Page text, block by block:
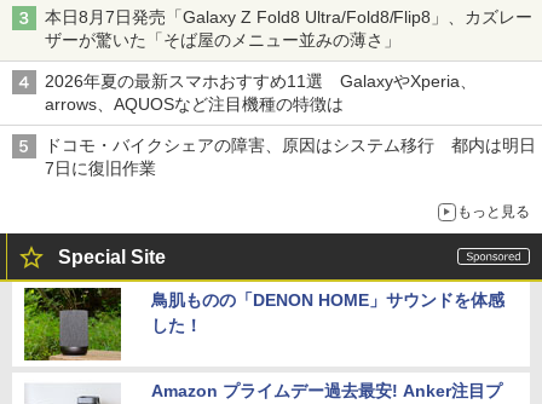
本日8月7日発売「Galaxy Z Fold8 Ultra/Fold8/Flip8」、カズレー
ザーが驚いた「そば屋のメニュー並みの薄さ」
2026年夏の最新スマホおすすめ11選 GalaxyやXperia、
arrows、AQUOSなど注目機種の特徴は
ドコモ・バイクシェアの障害、原因はシステム移行 都内は明日
7日に復旧作業
もっと見る
Special Site
鳥肌ものの「DENON HOME」サウンドを体感
した！
Amazon プライムデー過去最安! Anker注目プ